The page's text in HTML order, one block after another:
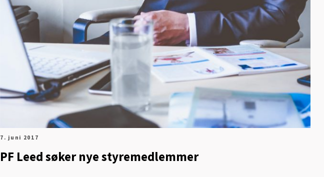
7. juni 2017
PF Leed søker nye styremedlemmer